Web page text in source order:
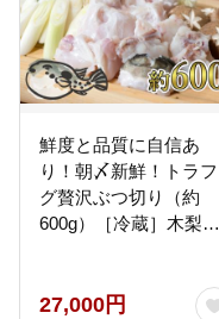
鮮度と品質に自信あ
り！朝〆新鮮！トラフ
グ贅沢ぶつ切り（約
600g）［冷蔵］木梨ふ
27,000円